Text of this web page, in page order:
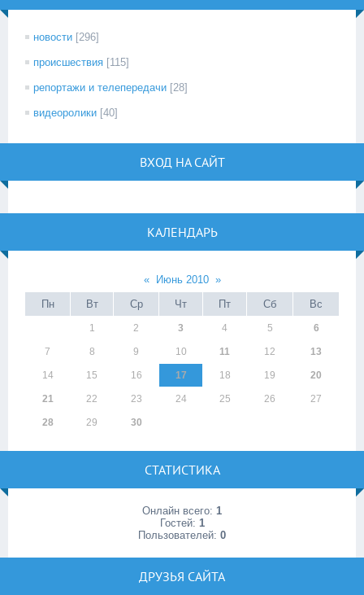
новости [296]
происшествия [115]
репортажи и телепередачи [28]
видеоролики [40]
ВХОД НА САЙТ
КАЛЕНДАРЬ
« Июнь 2010 »
Пн
Вт Ср Чт Пт Сб Вс
1 2 3 4 5 6
7 8 9 10 11 12 13
14 15 16 17 18 19 20
21 22 23 24 25 26 27
28 29 30
СТАТИСТИКА
Онлайн всего: 1
Гостей: 1
Пользователей: 0
ДРУЗЬЯ САЙТА